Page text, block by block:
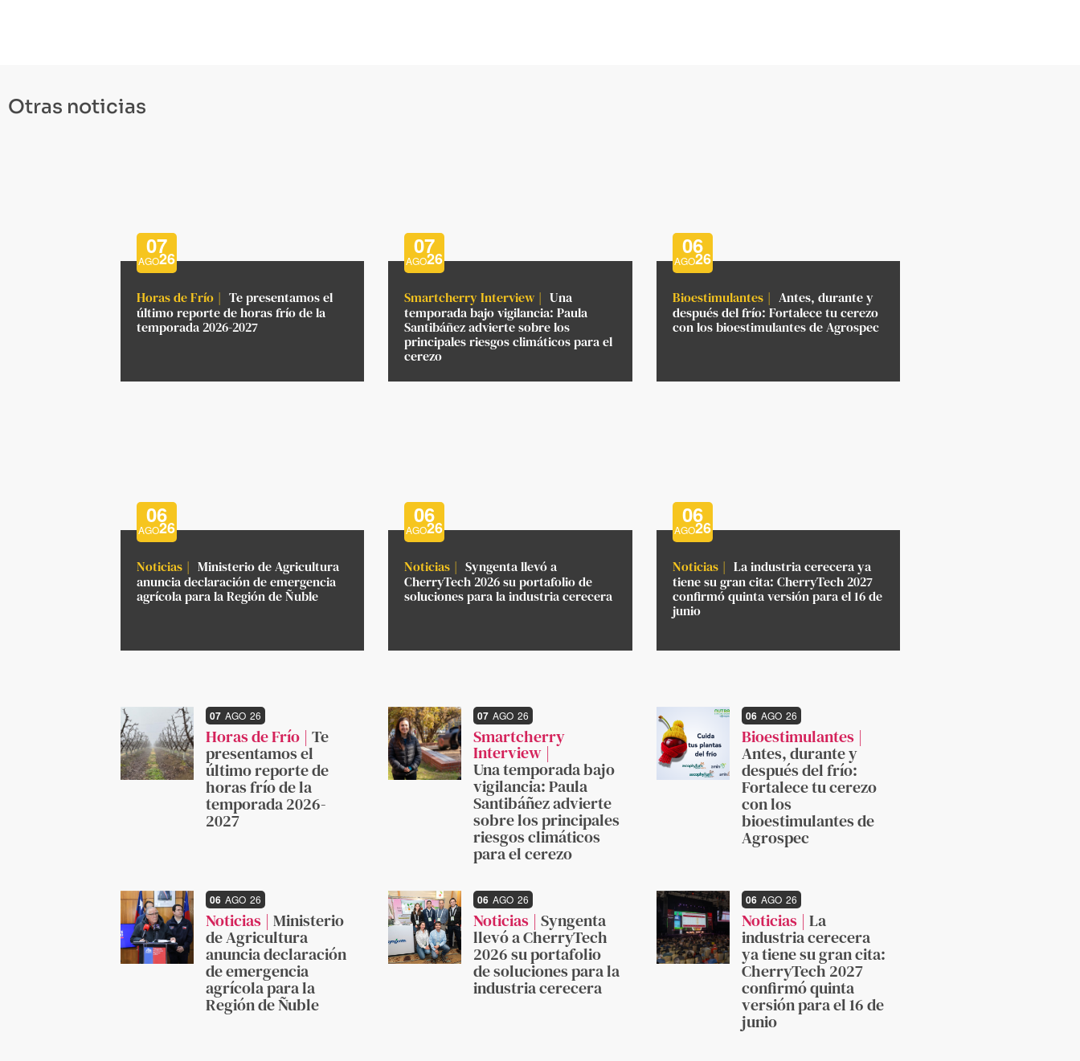
Otras noticias
07
AGO26
Horas de Frío
Te presentamos el
último reporte de horas frío de la
temporada 2026-2027
07
AGO26
Smartcherry Interview
Una
temporada bajo vigilancia: Paula
Santibáñez advierte sobre los
principales riesgos climáticos para el
cerezo
06
AGO26
Bioestimulantes
Antes, durante y
después del frío: Fortalece tu cerezo
con los bioestimulantes de Agrospec
06
AGO26
Noticias
Ministerio de Agricultura
anuncia declaración de emergencia
agrícola para la Región de Ñuble
06
AGO26
Noticias
Syngenta llevó a
CherryTech 2026 su portafolio de
soluciones para la industria cerecera
06
AGO26
Noticias
La industria cerecera ya
tiene su gran cita: CherryTech 2027
confirmó quinta versión para el 16 de
junio
07 AGO 26
Horas de Frío Te
presentamos el
último reporte de
horas frío de la
temporada 2026-
2027
07 AGO 26
Smartcherry
Interview
Una temporada bajo
vigilancia: Paula
Santibáñez advierte
sobre los principales
riesgos climáticos
para el cerezo
06 AGO 26
Bioestimulantes
Antes, durante y
después del frío:
Fortalece tu cerezo
con los
bioestimulantes de
Agrospec
06 AGO 26
Noticias Ministerio
de Agricultura
anuncia declaración
de emergencia
agrícola para la
Región de Ñuble
06 AGO 26
Noticias Syngenta
llevó a CherryTech
2026 su portafolio
de soluciones para la
industria cerecera
06 AGO 26
Noticias La
industria cerecera
ya tiene su gran cita:
CherryTech 2027
confirmó quinta
versión para el 16 de
junio